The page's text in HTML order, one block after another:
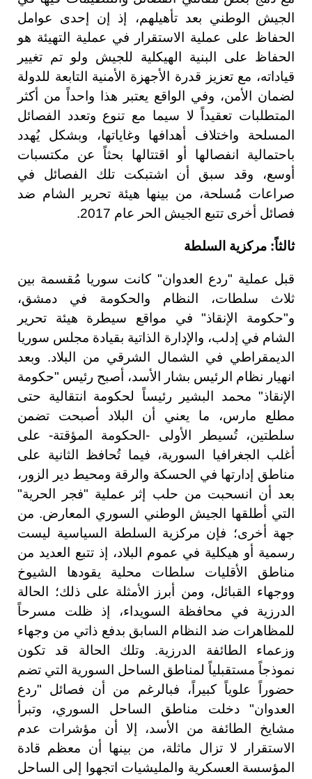
الجيش الوطني بعد تأهيلهم، إذ إن إحدى عوامل
الحفاظ على عملية الاستقرار في عملية التهيئة هو
الحفاظ على البنية الهيكلية للجيش ولو تم تغيير
قياداته، مع تعزيز قدرة الأجهزة الأمنية التابعة للدولة
لضمان الأمن، وفي الواقع يعتبر هذا واحداً من أكثر
المتطلبات تعقيداً لا سيما مع تنوع وتعدد الفصائل
المسلحة واختلاف أهدافها وغاياتها، وبشكل يُهدد
باحتمالية انفصالها أو اقتتالها بحثاً عن مكتسبات
أوسع، وقد سبق أن اشتبكت تلك الفصائل في
صراعات مُسلحة، من بينها هيئة تحرير الشام ضد
فصائل أخرى تتبع الجيش الحر عام 2017.
ثالثاً: مركزية السلطة
قبل عملية "ردع العدوان" كانت سوريا مُقسمة بين
ثلاث سلطات، النظام والحكومة في دمشق،
و"حكومة الإنقاذ" في مواقع سيطرة هيئة تحرير
الشام في إدلب، والإدارة الذاتية بقيادة مجلس سوريا
الديمقراطي في الشمال الشرقي من البلاد. وبعد
انهيار نظام الرئيس بشار الأسد، أصبح رئيس "حكومة
الإنقاذ" محمد البشير رئيساً لحكومة انتقالية حتى
مطلع مارس، ما يعني أن البلاد أصبحت تضمن
سلطتين، تُسيطر الأولى -الحكومة المؤقتة- على
أغلب الجغرافيا السورية، فيما تُحافظ الثانية على
مناطق إدارتها في الحسكة والرقة ومحيط دير الزور،
بعد أن انسحبت من حلب إثر عملية "فجر الحرية"
التي أطلقها الجيش الوطني السوري المعارض. من
جهة أخرى؛ فإن مركزية السلطة السياسية ليست
رسمية أو هيكلية في عموم البلاد، إذ تتبع العديد من
مناطق الأقليات سلطات محلية يقودها الشيوخ
ووجهاء القبائل، ومن أبرز الأمثلة على ذلك؛ الحالة
الدرزية في محافظة السويداء، إذ ظلت مسرحاً
للمظاهرات ضد النظام السابق بدفع ذاتي من وجهاء
وزعماء الطائفة الدرزية. وتلك الحالة قد تكون
نموذجاً مستقبلياً لمناطق الساحل السورية التي تضم
حضوراً علوياً كبيراً، فبالرغم من أن فصائل "ردع
العدوان" دخلت مناطق الساحل السوري، وتبرأ
مشايخ الطائفة من الأسد، إلا أن مؤشرات عدم
الاستقرار لا تزال ماثلة، من بينها أن معظم قادة
المؤسسة العسكرية والمليشيات اتجهوا إلى الساحل